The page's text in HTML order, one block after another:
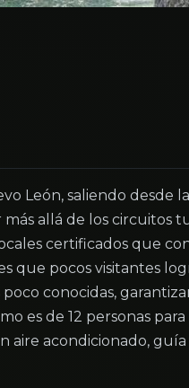
León, saliendo desde
allá de los circuitos
certificados que
que pocos visitantes
conocidas,
es de 12 personas
aire acondicionado,